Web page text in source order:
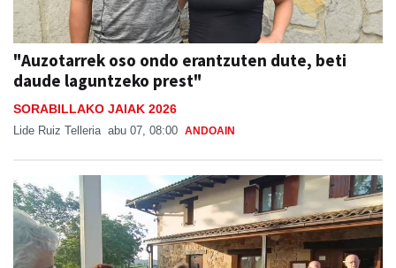
"Auzotarrek oso ondo erantzuten dute, beti
daude laguntzeko prest"
SORABILLAKO JAIAK 2026
Lide Ruiz Telleria abu 07, 08:00 ANDOAIN